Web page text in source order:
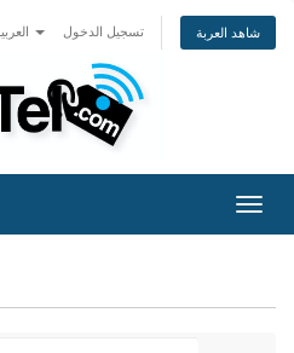
تسجيل الدخول شاهد العربة